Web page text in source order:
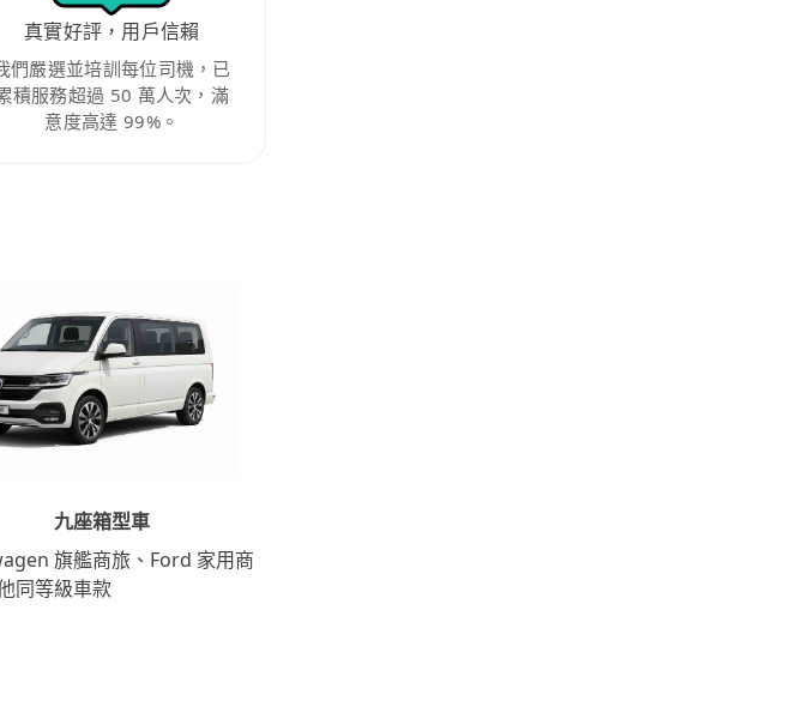
真實好評，用戶信賴
們嚴選並培訓每位司機，已
積服務超過 50 萬人次，滿
意度高達 99%。
九座箱型車
旗艦商旅、Ford 家用商
同等級車款